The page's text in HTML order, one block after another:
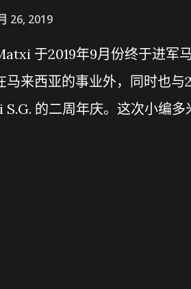
26, 2019
于2019年9月份终于进军
来西亚的事业外，同时也与
的二周年庆。这次小编多